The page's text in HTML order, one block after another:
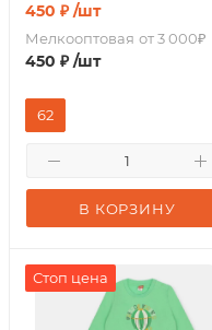
450 ₽ /шт
Мелкооптовая от 3 000₽
450 ₽ /шт
В КОРЗИНУ
62
Стоп цена